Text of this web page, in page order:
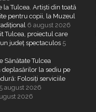
la Tulcea. Artiști din toată
pentru copii, la Muzeul
6 august 2026
Tulcea, proiectul care
județ spectaculos 5
Sănătate Tulcea
la sediu pe
Folosiți serviciile
5 august 2026
2026